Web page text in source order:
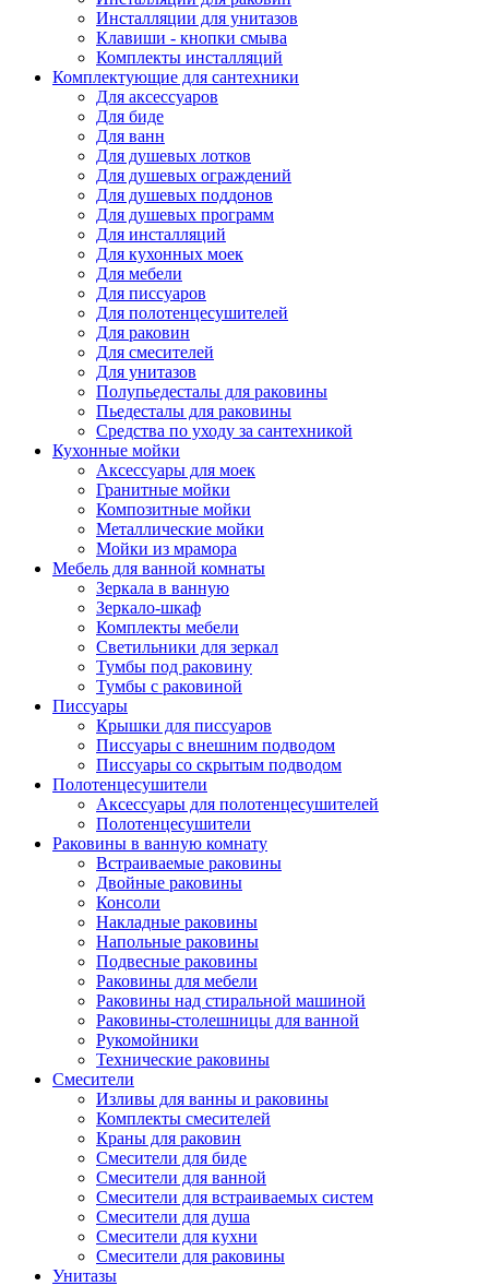
Инсталляции для унитазов
Клавиши - кнопки смыва
Комплекты инсталляций
Комплектующие для сантехники
Для аксессуаров
Для биде
Для ванн
Для душевых лотков
Для душевых ограждений
Для душевых поддонов
Для душевых программ
Для инсталляций
Для кухонных моек
Для мебели
Для писсуаров
Для полотенцесушителей
Для раковин
Для смесителей
Для унитазов
Полупьедесталы для раковины
Пьедесталы для раковины
Средства по уходу за сантехникой
Кухонные мойки
Аксессуары для моек
Гранитные мойки
Композитные мойки
Металлические мойки
Мойки из мрамора
Мебель для ванной комнаты
Зеркала в ванную
Зеркало-шкаф
Комплекты мебели
Светильники для зеркал
Тумбы под раковину
Тумбы с раковиной
Писсуары
Крышки для писсуаров
Писсуары с внешним подводом
Писсуары со скрытым подводом
Полотенцесушители
Аксессуары для полотенцесушителей
Полотенцесушители
Раковины в ванную комнату
Встраиваемые раковины
Двойные раковины
Консоли
Накладные раковины
Напольные раковины
Подвесные раковины
Раковины для мебели
Раковины над стиральной машиной
Раковины-столешницы для ванной
Рукомойники
Технические раковины
Смесители
Изливы для ванны и раковины
Комплекты смесителей
Краны для раковин
Смесители для биде
Смесители для ванной
Смесители для встраиваемых систем
Смесители для душа
Смесители для кухни
Смесители для раковины
Унитазы